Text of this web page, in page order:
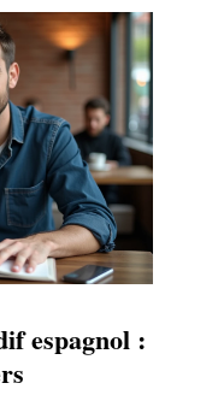
espagnol :